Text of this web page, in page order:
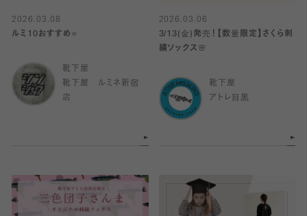
2026.03.08
ルミ10おすすめ⭐️
靴下屋
靴下屋 ルミネ新宿
店
2026.03.06
3/13(金)発売！【数量限定】さくら刺
繍ソックス🌸
靴下屋
アトレ目黒